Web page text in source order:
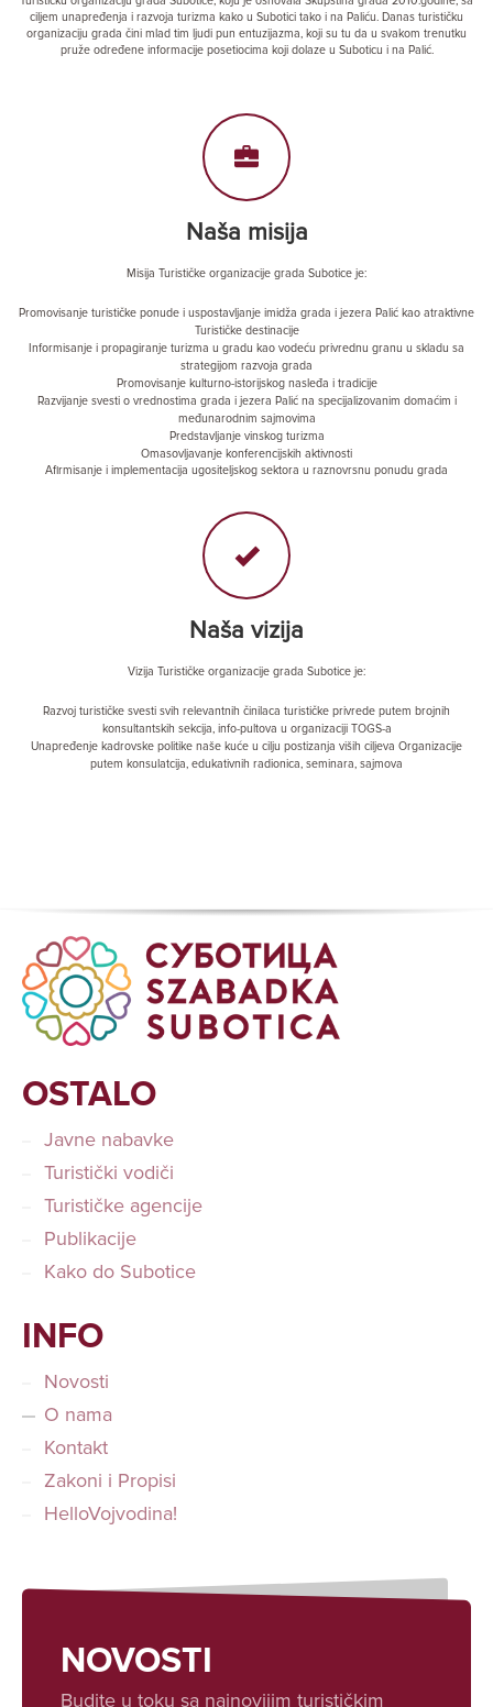
ciljem unapređenja i razvoja turizma kako u Subotici tako i na Paliću. Danas turističku
organizaciju grada čini mlad tim ljudi pun entuzijazma, koji su tu da u svakom trenutku
pruže određene informacije posetiocima koji dolaze u Suboticu i na Palić.
Naša misija
Misija Turističke organizacije grada Subotice je:
Promovisanje turističke ponude i uspostavljanje imidža grada i jezera Palić kao atraktivne
Turističke destinacije
Informisanje i propagiranje turizma u gradu kao vodeću privrednu granu u skladu sa
strategijom razvoja grada
Promovisanje kulturno-istorijskog nasleđa i tradicije
Razvijanje svesti o vrednostima grada i jezera Palić na specijalizovanim domaćim i
međunarodnim sajmovima
Predstavljanje vinskog turizma
Omasovljavanje konferencijskih aktivnosti
Afirmisanje i implementacija ugositeljskog sektora u raznovrsnu ponudu grada
Naša vizija
Vizija Turističke organizacije grada Subotice je:
Razvoj turističke svesti svih relevantnih činilaca turističke privrede putem brojnih
konsultantskih sekcija, info-pultova u organizaciji TOGS-a
Unapređenje kadrovske politike naše kuće u cilju postizanja viših ciljeva Organizacije
putem konsulatcija, edukativnih radionica, seminara, sajmova
OSTALO
Javne nabavke
Turistički vodiči
Turističke agencije
Publikacije
Kako do Subotice
INFO
Novosti
O nama
Kontakt
Zakoni i Propisi
HelloVojvodina!
NOVOSTI
Budite u toku sa najnovijim turističkim